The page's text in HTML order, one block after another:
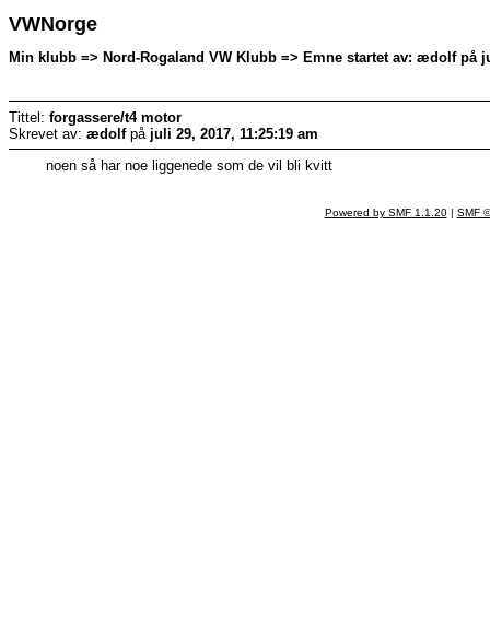
VWNorge
Min klubb => Nord-Rogaland VW Klubb => Emne startet av: ædolf på
Tittel: forgassere/t4 motor
Skrevet av: ædolfpå juli 29, 2017, 11:25:19 am
noen så har noe liggenede som de vil bli kvitt
Powered by SMF 1.1.20| SMF